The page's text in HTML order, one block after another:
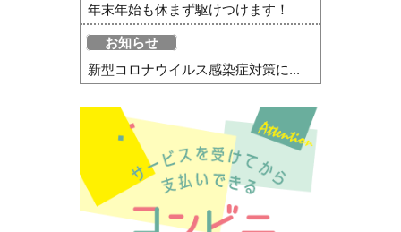
年末年始も休まず駆けつけます！
お知らせ
新型コロナウイルス感染症対策に...